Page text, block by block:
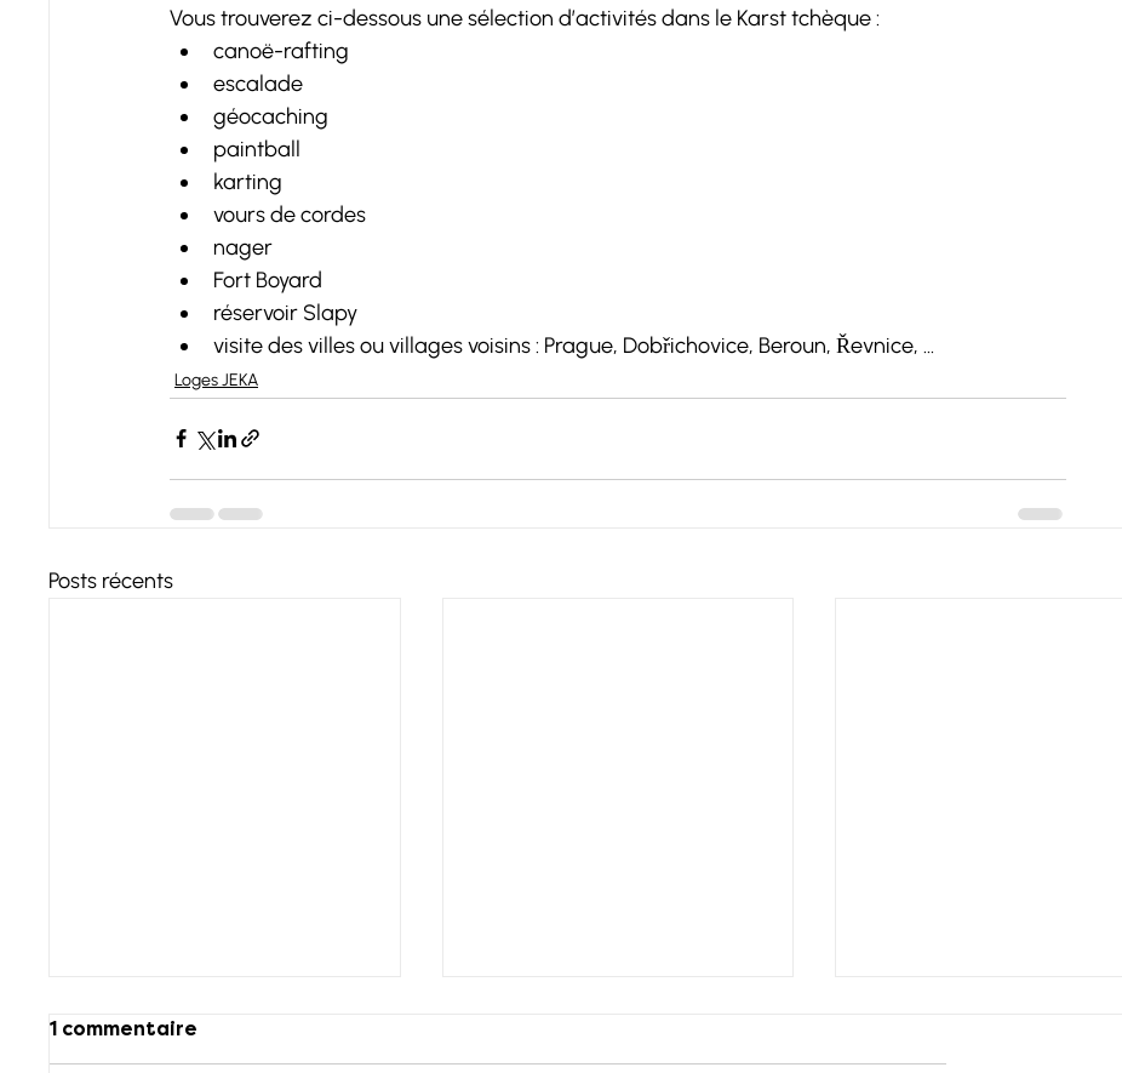
Vous trouverez ci-dessous une sélection d’activités dans le Karst tchèque :
canoë-rafting
escalade
géocaching
paintball
karting
vours de cordes
nager
Fort Boyard
réservoir Slapy
visite des villes ou villages voisins : Prague, Dobřichovice, Beroun, Řevnice, ...
Loges JEKA
Posts récents
1 commentaire